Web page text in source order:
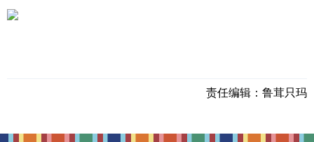
责任编辑： 鲁茸只玛